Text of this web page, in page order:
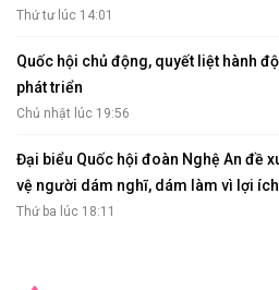
Thứ tư lúc 14:01
Quốc hội chủ động, quyết liệt hành
phát triển
Chủ nhật lúc 19:56
Đại biểu Quốc hội đoàn Nghệ An đề
vệ người dám nghĩ, dám làm vì lợi
Thứ ba lúc 18:11